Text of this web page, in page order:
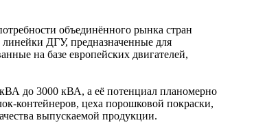
объединённого рынка стран
ДГУ, предназначенные для
на базе европейских двигателей,
до 3000 кВА, а её потенциал планомерно
контейнеров, цеха порошковой покраски,
выпускаемой продукции.